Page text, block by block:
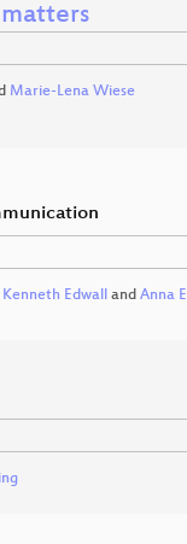
Marie-Lena Wiese
Kenneth Edwalland Anna